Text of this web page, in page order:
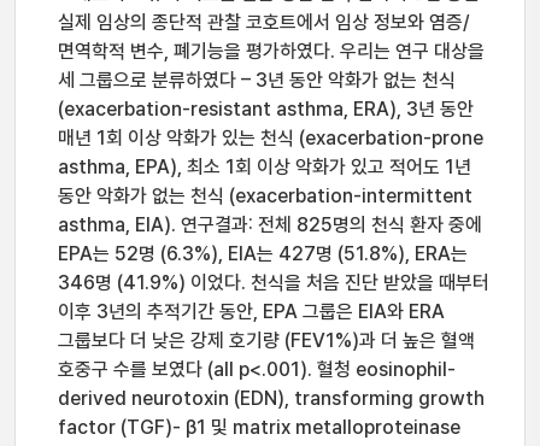
실제 임상의 종단적 관찰 코호트에서 임상 정보와 염증/
면역학적 변수, 폐기능을 평가하였다. 우리는 연구 대상을
세 그룹으로 분류하였다 – 3년 동안 악화가 없는 천식
(exacerbation-resistant asthma, ERA), 3년 동안
매년 1회 이상 악화가 있는 천식 (exacerbation-prone
asthma, EPA), 최소 1회 이상 악화가 있고 적어도 1년
동안 악화가 없는 천식 (exacerbation-intermittent
asthma, EIA). 연구결과: 전체 825명의 천식 환자 중에
EPA는 52명 (6.3%), EIA는 427명 (51.8%), ERA는
346명 (41.9%) 이었다. 천식을 처음 진단 받았을 때부터
이후 3년의 추적기간 동안, EPA 그룹은 EIA와 ERA
그룹보다 더 낮은 강제 호기량 (FEV1%)과 더 높은 혈액
호중구 수를 보였다 (all p<.001). 혈청 eosinophil-
derived neurotoxin (EDN), transforming growth
factor (TGF)- β1 및 matrix metalloproteinase